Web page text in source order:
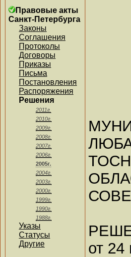
Правовые акты
Санкт-Петербурга
Законы
Соглашения
Протоколы
Договоры
Приказы
Письма
Постановления
Распоряжения
Решения
2011г.
2010г.
2009г.
2008г.
2007г.
2006г.
2005г.
2004г.
2003г.
2000г.
1999г.
1990г.
1988г.
Указы
Статусы
Другие
от 24